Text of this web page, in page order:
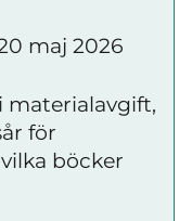
maj 2026
materialavgift,
för
böcker